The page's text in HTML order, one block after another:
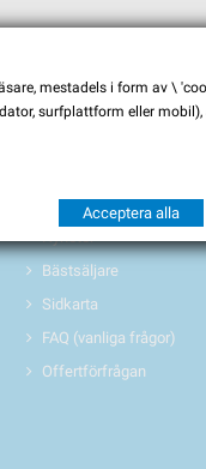
För detta ändamål,
Erbjudanden/REA
Nyheter
Bästsäljare
Sidkarta
FAQ (vanliga frågor)
Offertförfrågan
mestadels i form av \
surfplattform eller
Acceptera alla